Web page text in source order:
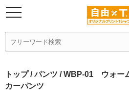
トップ/パンツ / WBP-01 ウォー
カーパンツ